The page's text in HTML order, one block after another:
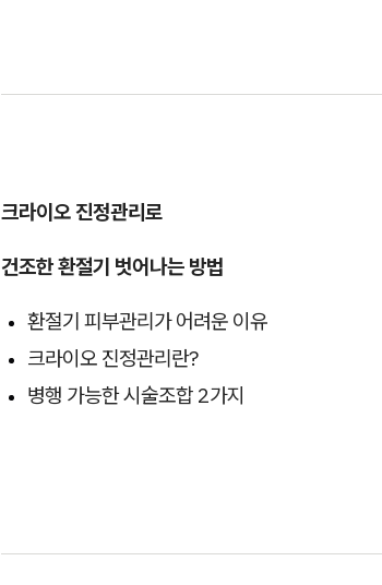
크라이오 진정관리로
건조한 환절기 벗어나는 방법
환절기 피부관리가 어려운 이유
크라이오 진정관리란?
병행 가능한 시술조합 2가지